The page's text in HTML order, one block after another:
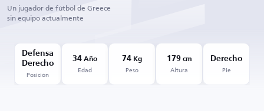
Un jugador de fútbol de Greece
sin equipo actualmente
Defensa
Derecho
Posición
34 Año
Edad
74 Kg
Peso
179cm
Altura
Derecho
Pie